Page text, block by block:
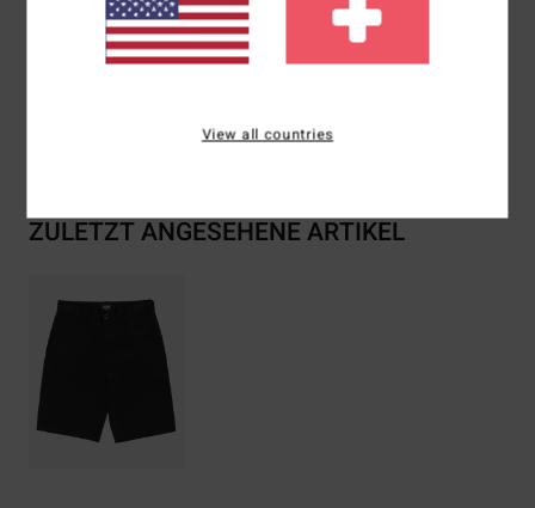
Zusammensetzung[Hauptstoff] 60 % Baumwolle, 40 %
Polyester
Versand & Rückversand
ZULETZT ANGESEHENE ARTIKEL
View all countries